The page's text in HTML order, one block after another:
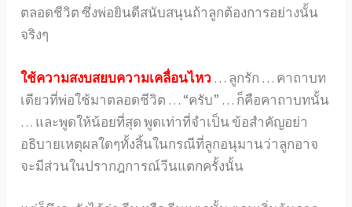
ตลอดชีวิต ซึ่งพ่อยินดีสนับสนุนถ้าลูกต้องการอย่างนั้น
จริงๆ
ใช้ความสงบสยบความเคลื่อนไหว … ลูกรัก … คาถาบท
เดียวที่พ่อใช้มาตลอดชีวิต … “ครับ” … ก็คือคาถาบทนั้น
… และพูดให้น้อยที่สุด พูดเท่าที่จำเป็น ข้อสำคัญอย่า
อธิบายเหตุผลใดๆทั้งสิ้นในกรณีที่ลูกอนุมานว่าลูกอาจ
จะมีส่วนในปรากฎการณ์วีนแตกครั้งนั้น